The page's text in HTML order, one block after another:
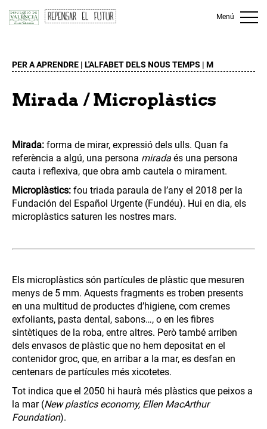
Menú
VALENCIÀ | CASTELLANO
PER A APRENDRE | L'ALFABET DELS NOUS TEMPS | M
Mirada / Microplàstics
Mirada: forma de mirar, expressió dels ulls. Quan fa
referència a algú, una persona mirada és una persona
cauta i reflexiva, que obra amb cautela o mirament.
Microplàstics: fou triada paraula de l’any el 2018 per la
Fundación del Español Urgente (Fundéu). Hui en dia, els
microplàstics saturen les nostres mars.
Els microplàstics són partícules de plàstic que mesuren
menys de 5 mm. Aquests fragments es troben presents
en una multitud de productes d’higiene, com cremes
exfoliants, pasta dental, sabons…, o en les fibres
sintètiques de la roba, entre altres. Però també arriben
dels envasos de plàstic que no hem depositat en el
contenidor groc, que, en arribar a la mar, es desfan en
centenars de partícules més xicotetes.
Tot indica que el 2050 hi haurà més plàstics que peixos a
la mar (New plastics economy, Ellen MacArthur
Foundation).